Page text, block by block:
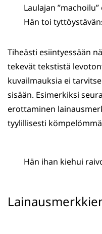
Laulajan
Hän toi
Tiheästi esiintyessään
tekevät tekstistä
kuvailmauksia ei
sisään. Esimerkiksi
erottaminen
tyylillisesti
Hän ihan kiehui